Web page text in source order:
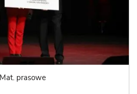
Mat. prasowe